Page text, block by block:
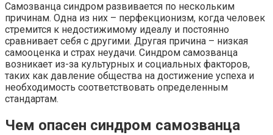
Самозванца синдром развивается по нескольким
причинам. Одна из них – перфекционизм, когда человек
стремится к недостижимому идеалу и постоянно
сравнивает себя с другими. Другая причина – низкая
самооценка и страх неудачи. Синдром самозванца
возникает из-за культурных и социальных факторов,
таких как давление общества на достижение успеха и
необходимость соответствовать определенным
стандартам.
Чем опасен синдром самозванца